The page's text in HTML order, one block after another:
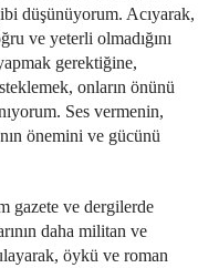
düşünüyorum. Acıyarak,
ve yeterli olmadığını
gerektiğine,
onların önünü
Ses vermenin,
önemini ve gücünü
gazete ve dergilerde
daha militan ve
öykü ve roman